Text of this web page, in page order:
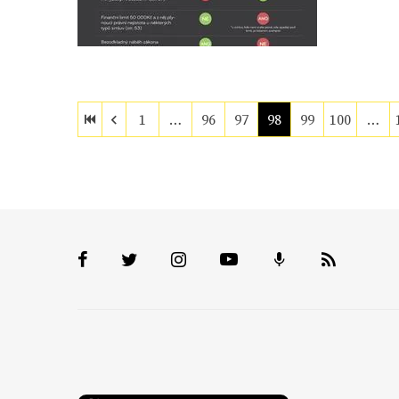
1 … 96 97 98 99 100 …